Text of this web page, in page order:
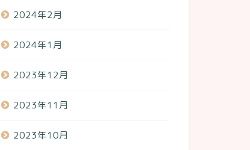
2024年2月
2024年1月
2023年12月
2023年11月
2023年10月